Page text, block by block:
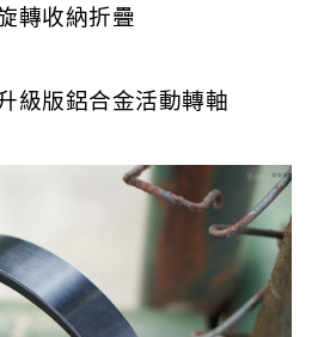
轉收納折疊
級版鋁合金活動轉軸